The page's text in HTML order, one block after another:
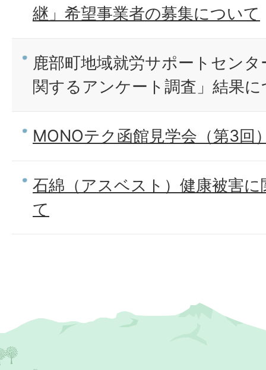
継」希望事業者の募集について
鹿部町地域就労サポートセン
関するアンケート調査」結果
MONOテク函館見学会（第3回
石綿（アスベスト）健康被害
て